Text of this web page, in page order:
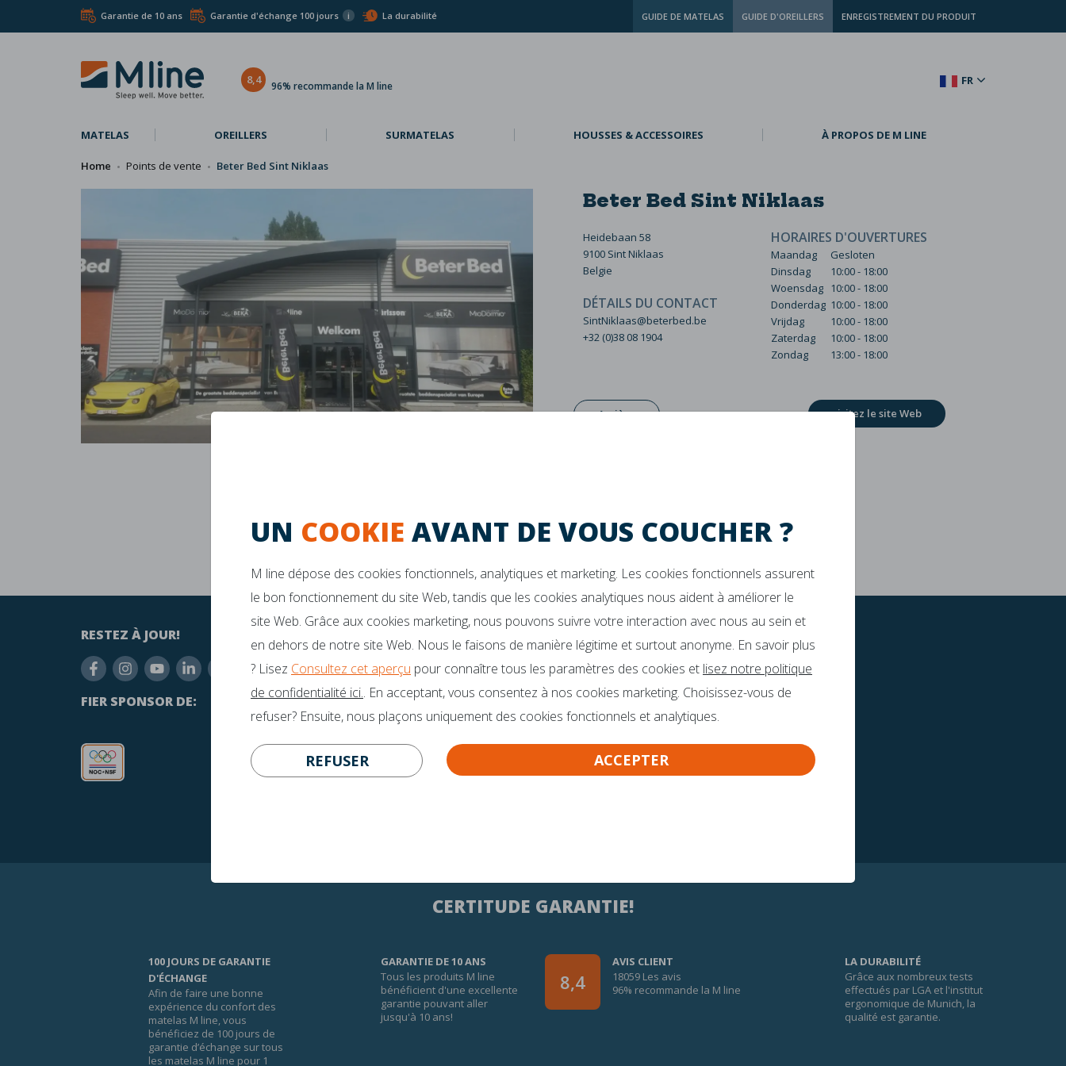
Garantie de 10 ans Garantie d'échange 100 jours i La durabilité GUIDE DE MATELAS GUIDE D'OREILLERS ENREGISTREMENT DU PRODUIT
8,4 96% recommande la M line FR
MATELAS OREILLERS SURMATELAS HOUSSES & ACCESSOIRES À PROPOS DE M LINE
UN COOKIE AVANT DE VOUS COUCHER ?
M line dépose des cookies fonctionnels, analytiques et marketing. Les cookies fonctionnels assurent
le bon fonctionnement du site Web, tandis que les cookies analytiques nous aident à améliorer le
site Web. Grâce aux cookies marketing, nous pouvons suivre votre interaction avec nous au sein et
en dehors de notre site Web. Nous le faisons de manière légitime et surtout anonyme. En savoir plus
? Lisez Consultez cet aperçu pour connaître tous les paramètres des cookies et lisez notre politique
de confidentialité ici.. En acceptant, vous consentez à nos cookies marketing. Choisissez-vous de
refuser? Ensuite, nous plaçons uniquement des cookies fonctionnels et analytiques.
REFUSER ACCEPTER
Home Points de vente Beter Bed Sint Niklaas
Beter Bed Sint Niklaas
Heidebaan 58
9100 Sint Niklaas
Belgie
DÉTAILS DU CONTACT
SintNiklaas@beterbed.be
+32 (0)38 08 1904
HORAIRES D'OUVERTURES
Maandag
Gesloten
Dinsdag
10:00 - 18:00
Woensdag 10:00 - 18:00
Donderdag 10:00 - 18:00
Vrijdag
10:00 - 18:00
Zaterdag
10:00 - 18:00
Zondag
13:00 - 18:00
Arrière visitez le site Web
Garantie de 10 ans La durabilité
RESTEZ À JOUR!
FIER SPONSOR DE:
AVEZ-VOUS DES QUESTIONS?
info@mline.nl
+31 413-243050
Ambassadeurs
CERTITUDE GARANTIE!
100 JOURS DE GARANTIE
D'ÉCHANGE
Afin de faire une bonne
expérience du confort des
matelas M line, vous
bénéficiez de 100 jours de
garantie d’échange sur tous
les matelas M line pour 1
GARANTIE DE 10 ANS
Tous les produits M line
bénéficient d'une excellente
garantie pouvant aller
jusqu'à 10 ans!
8,4
AVIS CLIENT
18059 Les avis
96% recommande la M line
LA DURABILITÉ
Grâce aux nombreux tests
effectués par LGA et l'institut
ergonomique de Munich, la
qualité est garantie.